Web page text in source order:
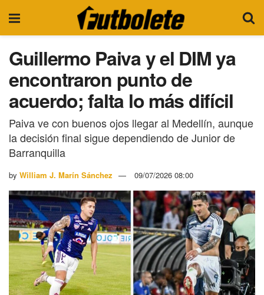
Guillermo Paiva y el DIM ya
encontraron punto de
acuerdo; falta lo más difícil
Paiva ve con buenos ojos llegar al Medellín, aunque
la decisión final sigue dependiendo de Junior de
Barranquilla
by William J. Marín Sánchez 09/07/2026 08:00